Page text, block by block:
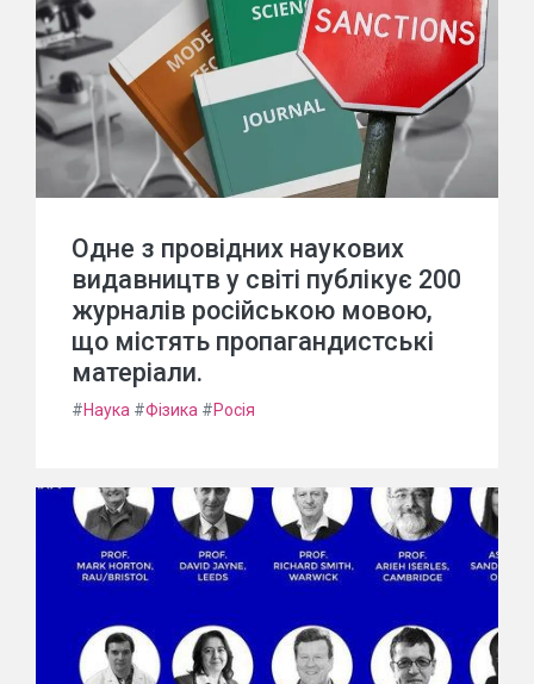
Одне з провідних наукових
видавництв у світі публікує 200
журналів російською мовою,
що містять пропагандистські
матеріали.
#Наука #Фізика #Росія